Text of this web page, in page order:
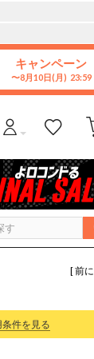
キャンペーン
8月10日(月)
[ 前
条件を見る